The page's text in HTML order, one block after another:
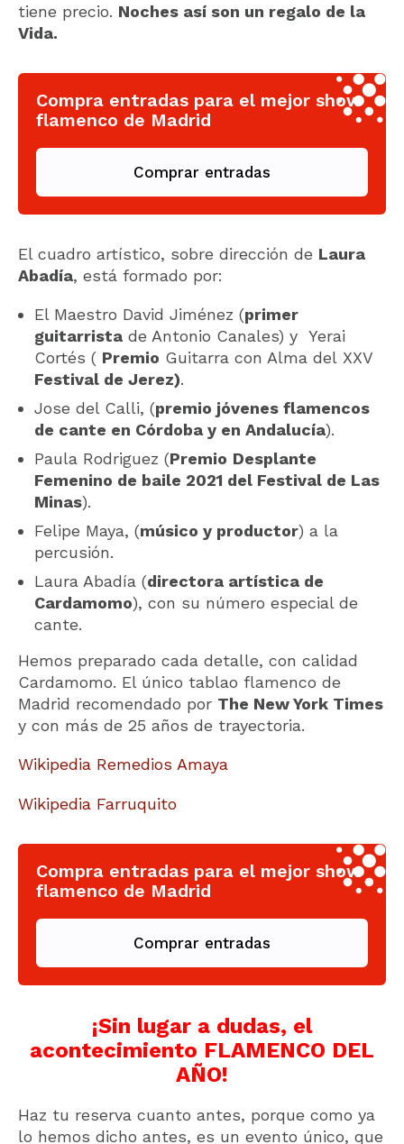
tiene precio. Noches así son un regalo de la
Vida.
Compra entradas para el mejor show
flamenco de Madrid
Comprar entradas
El cuadro artístico, sobre dirección de Laura
Abadía, está formado por:
El Maestro David Jiménez (primer
guitarrista de Antonio Canales) y Yerai
Cortés ( Premio Guitarra con Alma del XXV
Festival de Jerez).
Jose del Calli, (premio jóvenes flamencos
de cante en Córdoba y en Andalucía).
Paula Rodriguez (Premio Desplante
Femenino de baile 2021 del Festival de Las
Minas).
Felipe Maya, (músico y productor) a la
percusión.
Laura Abadía (directora artística de
Cardamomo), con su número especial de
cante.
Hemos preparado cada detalle, con calidad
Cardamomo. El único tablao flamenco de
Madrid recomendado por The New York Times
y con más de 25 años de trayectoria.
Wikipedia Remedios Amaya
Wikipedia Farruquito
Compra entradas para el mejor show
flamenco de Madrid
Comprar entradas
¡Sin lugar a dudas, el
acontecimiento FLAMENCO DEL
AÑO!
Haz tu reserva cuanto antes, porque como ya
lo hemos dicho antes, es un evento único, que